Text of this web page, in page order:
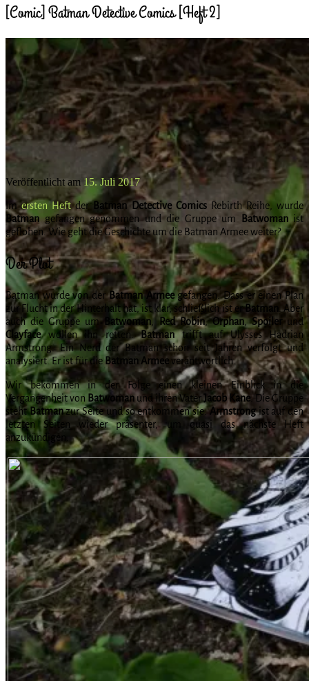
[Comic] Batman Detective Comics [Heft 2]
Veröffentlicht am 15. Juli 2017
Imersten Heftder Batman Detective ComicsRebirth Reihe, wurde
Batman gefangen genommen und die Gruppe um Batwomanist
geflohen. Wie geht die Geschichte um die Batman Armee weiter?
Der Plot
Batman wurde von derBatman Armeegefangen. Dass er einen Plan
zur Flucht in der Hinterhalt hat, ist klar, schließlich ist erBatman
. Aber
auch die Gruppe um Batwoman ,Red Robin,Orphan,Spoiler
und
Clayfacewollen ihn retten.Batmantrifft auf Ulysses Hadrian
Armstrong. Ein Nerd der Batman schon seit Jahren verfolgt und
analysiert. Er ist für dieBatman Armee verantwortlich.
Wir bekommen in der Folge einen kleinen Einblick in die
Vergangenheit von Batwoman und ihren VaterJacob Kane. Die Gruppe
stehtBatmanzur Seite und so entkommen sie.Armstrongist auf den
letzten Seiten wieder präsenter, um quasi das nächste Heft
anzukündigen.